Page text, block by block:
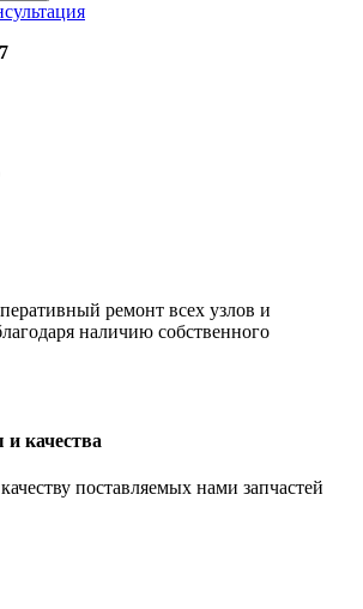
ремонт всех узлов и
наличию собственного
качества
поставляемых нами запчастей